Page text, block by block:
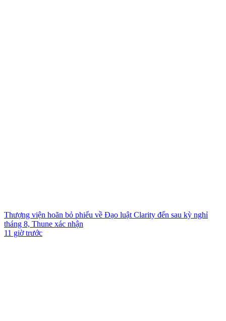
Thượng viện hoãn bỏ phiếu về Đạo luật Clarity đến sau kỳ nghỉ
tháng 8, Thune xác nhận
11 giờ trước